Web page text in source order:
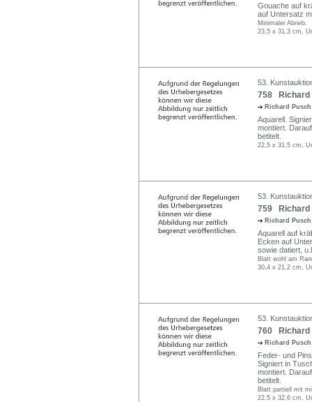
Gouache auf
auf Untersatz
Minimaler Abrieb.
23,5 x 31,3 cm,
53.
758 Richard
Richard
Aquarell.
montiert.
betitelt.
22,5 x 31,5 cm,
53.
759 Richard
Richard
Aquarell auf
Ecken auf
sowie datiert,
Blatt wohl am
30,4 x 21,2 cm,
53.
760 Richard
Richard
Feder- und
Signiert in
montiert.
betitelt.
Blatt partiell mit
22,5 x 32,6 cm,